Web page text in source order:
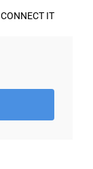
CONNECT IT